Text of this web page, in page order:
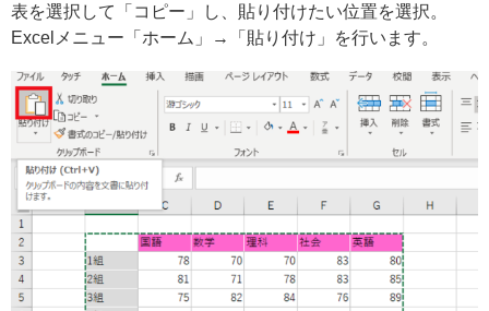
表を選択して「コピー」し、貼り付けたい位置を選択。
Excelメニュー「ホーム」→「貼り付け」を行います。